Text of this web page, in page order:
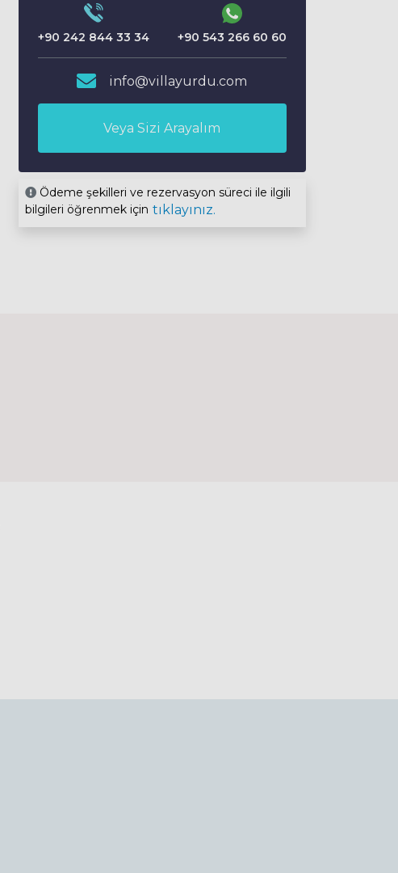
+90 242 844 33 34 +90 543 266 60 60
info@villayurdu.com
Veya Sizi Arayalım
Ödeme şekilleri ve rezervasyon süreci ile ilgili
bilgileri öğrenmek için tıklayınız.